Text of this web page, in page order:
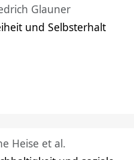
Glauner
und Selbsterhalt
Heise et al.